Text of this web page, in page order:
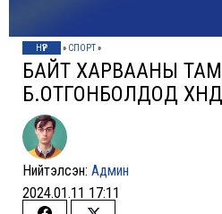
НҮҮР » СПОРТ»
БАЙТ ХАРВААНЫ
Б.ОТГОНБОЛДОД
Нийтэлсэн: Админ
2024.01.11 17:11